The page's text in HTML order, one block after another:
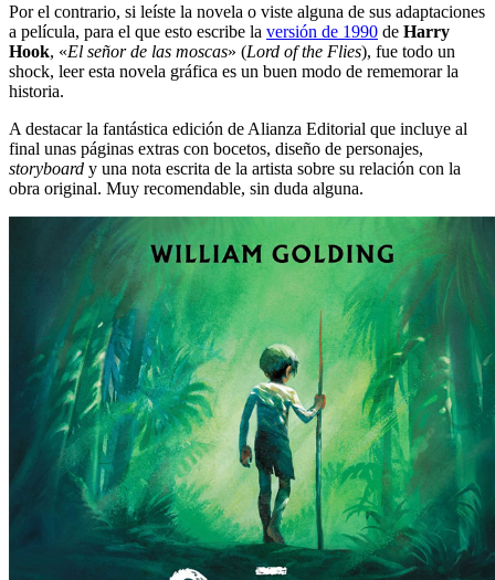
Por el contrario, si leíste la novela o viste alguna de sus adaptaciones
a película, para el que esto escribe la versión de 1990 de Harry
Hook, «El señor de las moscas» (Lord of the Flies), fue todo un
shock, leer esta novela gráfica es un buen modo de rememorar la
historia.
A destacar la fantástica edición de Alianza Editorial que incluye al
final unas páginas extras con bocetos, diseño de personajes,
storyboard y una nota escrita de la artista sobre su relación con la
obra original. Muy recomendable, sin duda alguna.